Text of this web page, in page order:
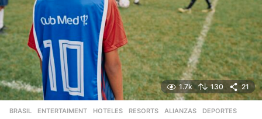
1.7k 130 21
BRASIL ,ENTERTAIMENT ,HOTELES ,RESORTS ALIANZAS ,DEPORTES